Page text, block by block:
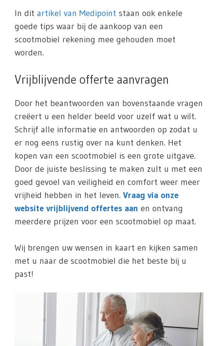
In dit artikel van Medipoint staan ook enkele
goede tips waar bij de aankoop van een
scootmobiel rekening mee gehouden moet
worden.
Vrijblijvende offerte aanvragen
Door het beantwoorden van bovenstaande vragen
creëert u een helder beeld voor uzelf wat u wilt.
Schrijf alle informatie en antwoorden op zodat u
er nog eens rustig over na kunt denken. Het
kopen van een scootmobiel is een grote uitgave.
Door de juiste beslissing te maken zult u met een
goed gevoel van veiligheid en comfort weer meer
vrijheid hebben in het leven. Vraag via onze
website vrijblijvend offertes aan en ontvang
meerdere prijzen voor een scootmobiel op maat.
Wij brengen uw wensen in kaart en kijken samen
met u naar de scootmobiel die het beste bij u
past!